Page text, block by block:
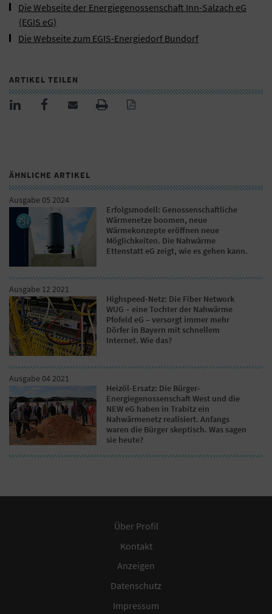
Die Webseite der Energiegenossenschaft Inn-Salzach eG
(EGIS eG)
Die Webseite zum EGIS-Energiedorf Bundorf
ARTIKEL TEILEN
ÄHNLICHE ARTIKEL
Ausgabe 05 2024
Erfolgsmodell: Genossenschaftliche
Wärmenetze boomen, neue
Wärmekonzepte eröffnen neue
Möglichkeiten. Die Nahwärme
Ettenstatt eG zeigt, wie es gehen kann.
Ausgabe 12 2021
Highspeed-Netz: Die Fiber Network
WUG – eine Tochter der Nahwärme
Pfofeld eG – versorgt immer mehr
Dörfer in Bayern mit schnellem
Internet. Wie das?
Ausgabe 04 2021
Heizöl-Ersatz: Die Bürger-
Energiegenossenschaft West und die
NEW eG haben in Trabitz ein
Nahwärmenetz realisiert. Anfangs
waren die Bürger skeptisch. Was sagen
sie heute?
Über Profil
Kontakt
Anzeigen
Datenschutz
Impressum